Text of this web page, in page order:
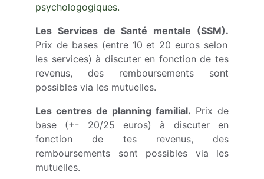
psychologogiques.
Les Services de Santé mentale (SSM).
Prix de bases (entre 10 et 20 euros selon
les services) à discuter en fonction de tes
revenus, des remboursements sont
possibles via les mutuelles.
Les centres de planning familial. Prix de
base (+- 20/25 euros) à discuter en
fonction de tes revenus, des
remboursements sont possibles via les
mutuelles.